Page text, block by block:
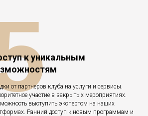
к уникальным
от партнеров клуба на услуги и сервисы.
участие в закрытых мероприятиях.
выступить экспертом на наших
Ранний доступ к новым программам и